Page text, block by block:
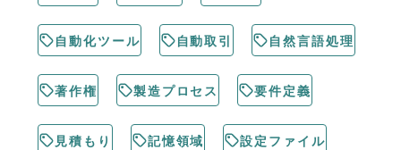
自動化ツール 自動取引 自然言語処理
著作権 製造プロセス 要件定義
見積もり 記憶領域 設定ファイル